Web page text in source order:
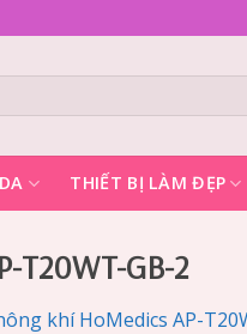
THIẾT BỊ LÀM ĐẸP
T20WT-GB-2
khí HoMedics AP-